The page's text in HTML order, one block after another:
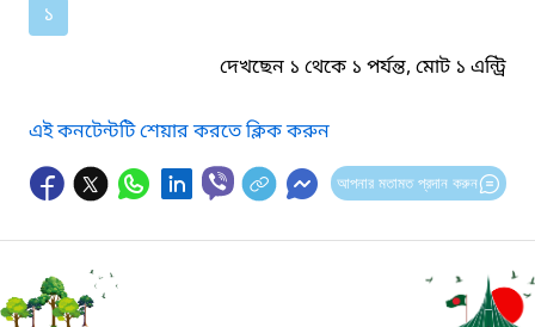
১
দেখছেন ১ থেকে ১ পর্যন্ত, মোট ১ এন্ট্রি
এই কনটেন্টটি শেয়ার করতে ক্লিক করুন
আপনার মতামত প্রদান করুন